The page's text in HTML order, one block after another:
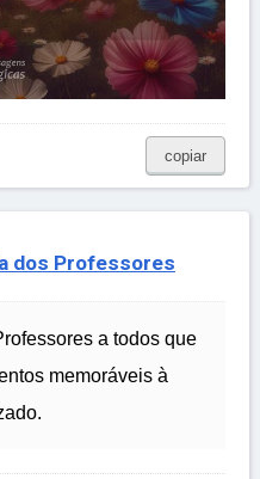
copiar
dos Professores
a todos que
memoráveis à